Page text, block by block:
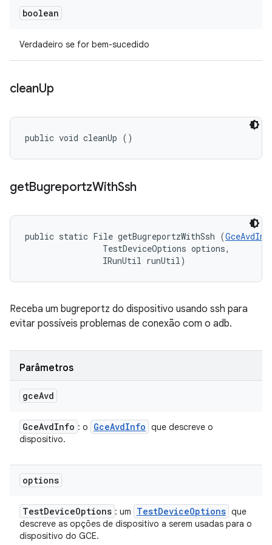
boolean
Verdadeiro se for bem-sucedido
cleanUp
public void cleanUp ()
getBugreportzWithSsh
public static File getBugreportzWithSsh (
                TestDeviceOptions options,
                IRunUtil runUtil)
Receba um bugreportz do dispositivo usando ssh para
evitar possíveis problemas de conexão com o adb.
Parâmetros
gceAvd
GceAvdInfo : o GceAvdInfo que descreve o
dispositivo.
options
TestDeviceOptions : um TestDeviceOptions que
descreve as opções de dispositivo a serem usadas para o
dispositivo do GCE.